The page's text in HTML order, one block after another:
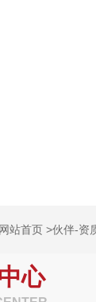
网站首页 >伙伴-资
心